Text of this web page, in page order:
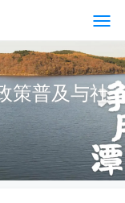
策普及与社